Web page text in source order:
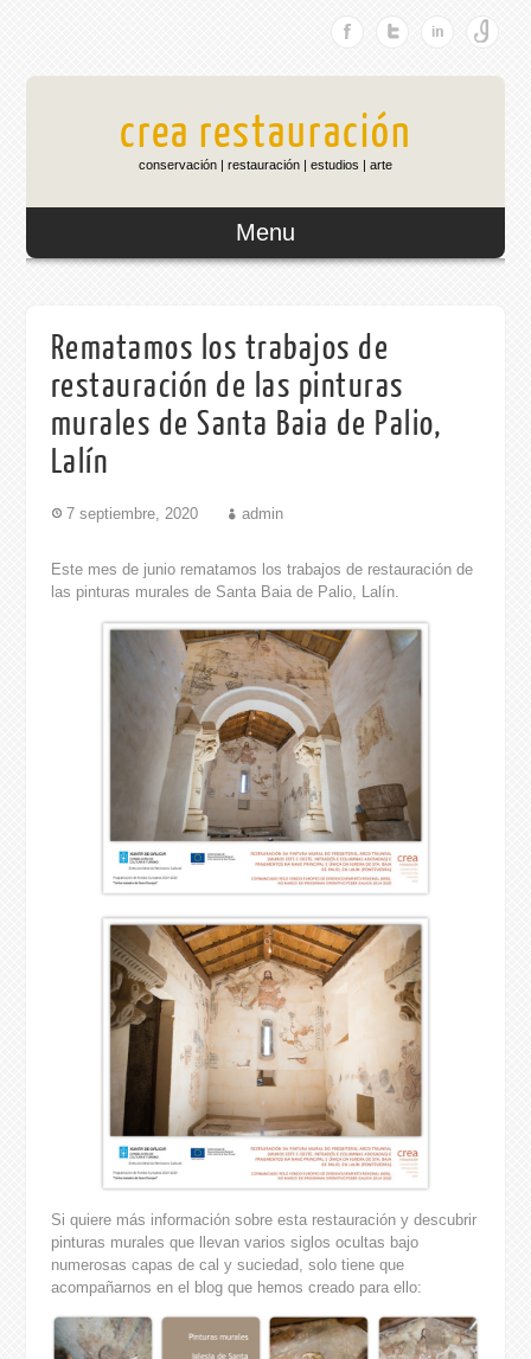
crea restauración
conservación | restauración | estudios | arte
Menu
Rematamos los trabajos de
restauración de las pinturas
murales de Santa Baia de Palio,
Lalín
7 septiembre, 2020 admin
Este mes de junio rematamos los trabajos de restauración de
las pinturas murales de Santa Baia de Palio, Lalín.
Si quiere más información sobre esta restauración y descubrir
pinturas murales que llevan varios siglos ocultas bajo
numerosas capas de cal y suciedad, solo tiene que
acompañarnos en el blog que hemos creado para ello: